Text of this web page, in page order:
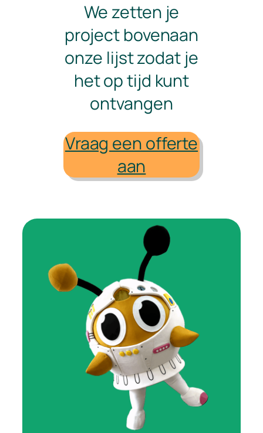
We zetten je
project bovenaan
onze lijst zodat je
het op tijd kunt
ontvangen
Vraag een offerte
aan